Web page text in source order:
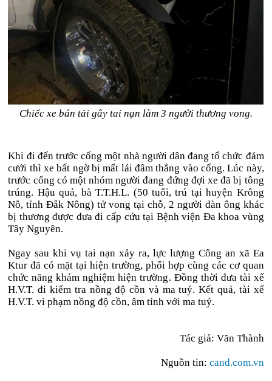
Chiếc xe bán tải gây tai nạn làm 3 người thương vong.
Khi đi đến trước cổng một nhà người dân đang tổ chức đám
cưới thì xe bất ngờ bị mất lái đâm thẳng vào cổng. Lúc này,
trước cổng có một nhóm người đang đứng đợi xe đã bị tông
trúng. Hậu quả, bà T.T.H.L. (50 tuổi, trú tại huyện Krông
Nô, tỉnh Đắk Nông) tử vong tại chỗ, 2 người đàn ông khác
bị thương được đưa đi cấp cứu tại Bệnh viện Đa khoa vùng
Tây Nguyên.
Ngay sau khi vụ tai nạn xảy ra, lực lượng Công an xã Ea
Ktur đã có mặt tại hiện trường, phối hợp cùng các cơ quan
chức năng khám nghiệm hiện trường. Đồng thời đưa tài xế
H.V.T. đi kiểm tra nồng độ cồn và ma tuý. Kết quả, tài xế
H.V.T. vi phạm nồng độ cồn, âm tính với ma tuý.
Tác giả: Văn Thành
Nguồn tin: cand.com.vn